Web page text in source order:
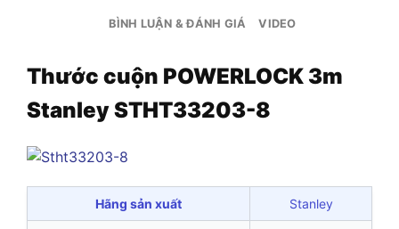
BÌNH LUẬN & ĐÁNH GIÁ VIDEO
Thước cuộn POWERLOCK 3m
Stanley STHT33203-8
Hãng sản xuất Stanley